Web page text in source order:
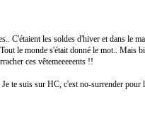
C'étaient les soldes d'hiver et dans le
le monde s'était donné le mot.. Mais
ces vêtemeeeeents !!
te suis sur HC, c'est no-surrender pour